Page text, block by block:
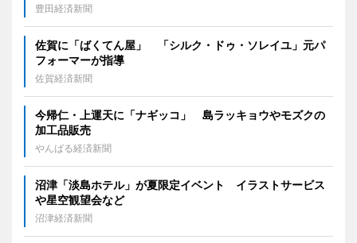
豊田経済新聞
佐賀に「ばくてん屋」 「シルク・ドゥ・ソレイユ」元パ
フォーマーが指導
佐賀経済新聞
今帰仁・上運天に「ナギッコ」 島ラッキョウやモズクの
加工品販売
やんばる経済新聞
沼津「淡島ホテル」が夏限定イベント イラストサービス
や星空観望会など
沼津経済新聞